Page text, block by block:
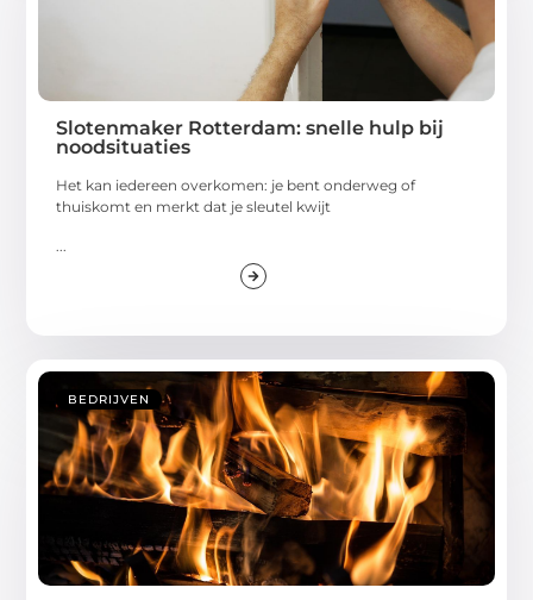
Slotenmaker Rotterdam: snelle hulp bij
noodsituaties
Het kan iedereen overkomen: je bent onderweg of
thuiskomt en merkt dat je sleutel kwijt
BEDRIJVEN